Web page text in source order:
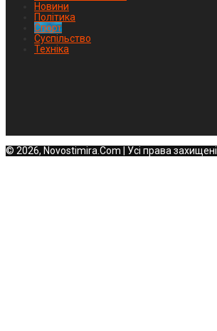
Новини
Політика
Спорт
Суспільство
Техніка
© 2026, Novostimira.Com | Усі права захищені